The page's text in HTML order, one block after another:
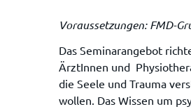
Voraussetzungen: FMD-
Das Seminarangebot
ÄrztInnen und
die Seele und Trauma
wollen. Das Wissen um